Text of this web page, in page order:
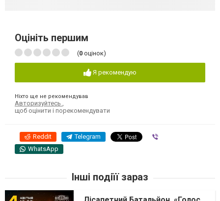
Оцініть першим
(0 оцінок)
Я рекомендую
Ніхто ще не рекомендував
Авторизуйтесь ,
щоб оцінити і порекомендувати
Reddit Telegram
WhatsApp
Інші подіїї зараз